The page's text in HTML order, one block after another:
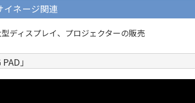
イネージ関連
型ディスプレイ、プロジェクターの販売
」